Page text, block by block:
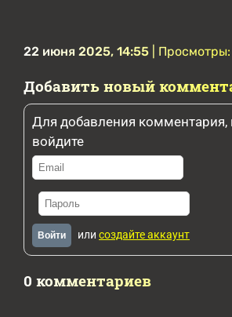
22 июня 2025, 14:55 | Просмотры:
Добавить новый
Для добавления комментария,
войдите
Войти или создайте аккаунт
0 комментариев